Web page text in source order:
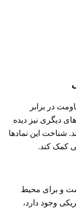
در برابر
دیگری نیز دیده
شناخت این نمادها
کمک کند.
و برای محیط
وجود دارد،